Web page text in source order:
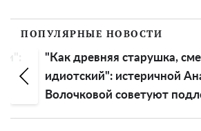
ПОПУЛЯРНЫЕ НОВОСТИ
"Скоро..": Катя
на свадьбе у Анны
Александра Волошина